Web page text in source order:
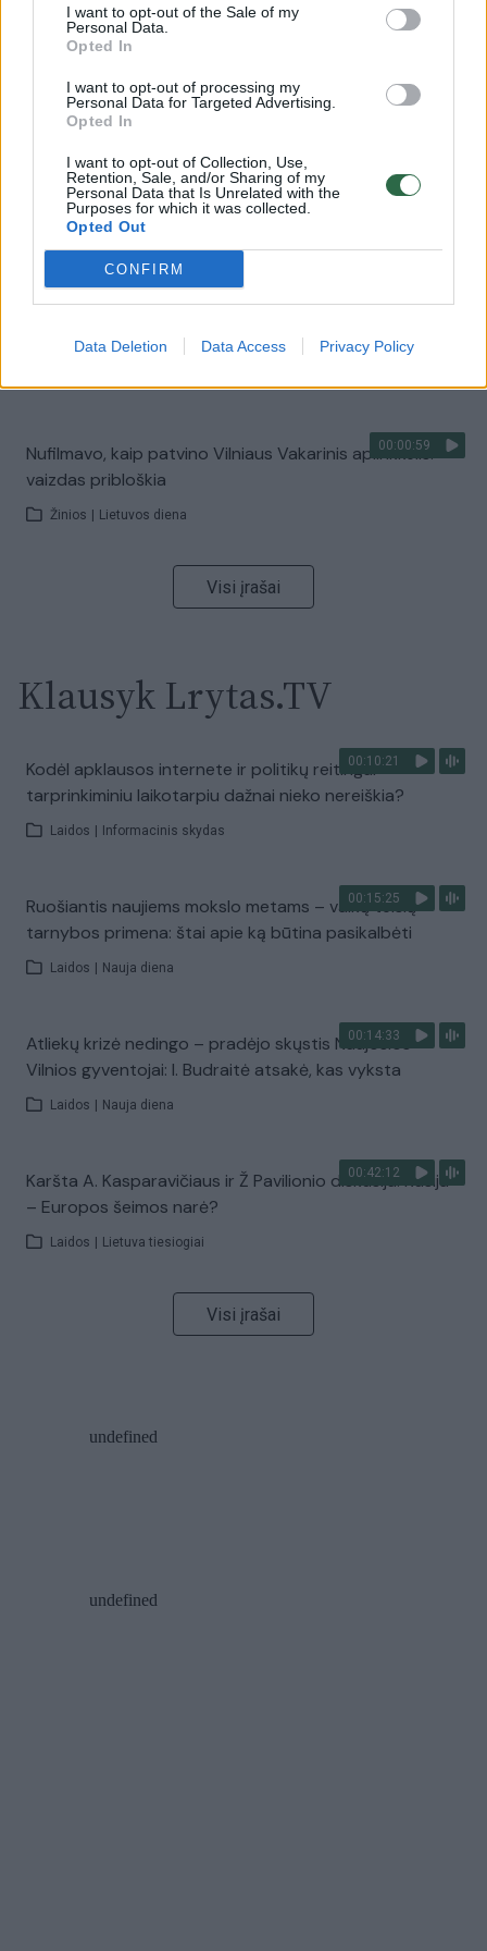
I want to opt-out of the Sale of my
Personal Data.
Opted In
I want to opt-out of processing my
Personal Data for Targeted Advertising.
Opted In
I want to opt-out of Collection, Use,
Retention, Sale, and/or Sharing of my
Personal Data that Is Unrelated with the
Purposes for which it was collected.
Opted Out
CONFIRM
Data Deletion Data Access Privacy Policy
00:00:30
Vaizdai iš tragiškos avarijos Vilniaus r.: dviejų moterų ir
Žinios | Lietuvos diena
00:00:57
Savaitės vidurys nusimato karštas: temperatūra kils iki
32 laipsnių šilumos
00:15:54
Ukrainos politikoje: jis yra neteisus
00:00:59
Nufilmavo, kaip patvino Vilniaus Vakarinis aplinkkelis:
vaizdas pribloškia
Žinios Lietuvos diena
Visi įrašai
Klausyk Lrytas.TV
00:10:21
Kodėl apklausos internete ir politikų reitingai
tarprinkiminiu laikotarpiu dažnai nieko nereiškia?
Laidos Informacinis skydas
00:15:25
Ruošiantis naujiems mokslo metams – vaikų teisių
tarnybos primena: štai apie ką būtina pasikalbėti
Laidos Nauja diena
00:14:33
Atliekų krizė nedingo – pradėjo skųstis Naujosios
Vilnios gyventojai: I. Budraitė atsakė, kas vyksta
Laidos Nauja diena
00:42:12
Karšta A. Kasparavičiaus ir Ž Pavilionio diskusija: Rusija
– Europos šeimos narė?
Laidos Lietuva tiesiogiai
Visi įrašai